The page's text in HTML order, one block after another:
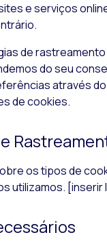
e serviços
de
do seu
através
decookies.
os tipos de
utilizamos.